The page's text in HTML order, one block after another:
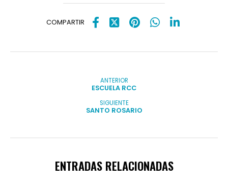
COMPARTIR
ANTERIOR
ESCUELA RCC
SIGUIENTE
SANTO ROSARIO
ENTRADAS RELACIONADAS